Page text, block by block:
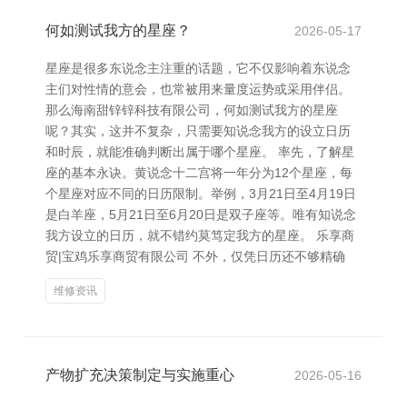
何如测试我方的星座？ 2026-05-17
星座是很多东说念主注重的话题，它不仅影响着东说念
主们对性情的意会，也常被用来量度运势或采用伴侣。
那么海南甜锌锌科技有限公司，何如测试我方的星座
呢？其实，这并不复杂，只需要知说念我方的设立日历
和时辰，就能准确判断出属于哪个星座。 率先，了解星
座的基本永诀。黄说念十二宫将一年分为12个星座，每
个星座对应不同的日历限制。举例，3月21日至4月19日
是白羊座，5月21日至6月20日是双子座等。唯有知说念
我方设立的日历，就不错约莫笃定我方的星座。 乐享商
贸|宝鸡乐享商贸有限公司 不外，仅凭日历还不够精确
维修资讯
产物扩充决策制定与实施重心 2026-05-16